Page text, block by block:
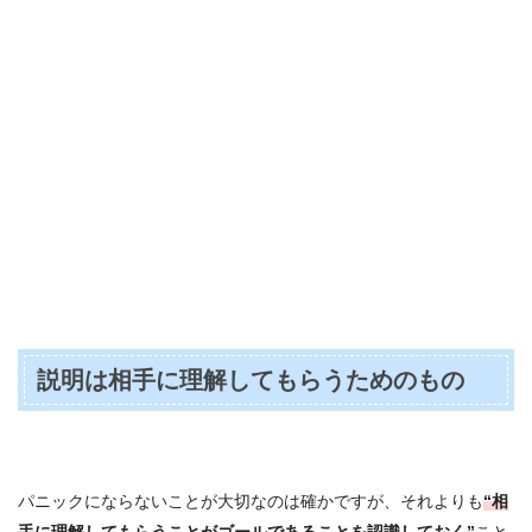
説明は相手に理解してもらうためのもの
パニックにならないことが大切なのは確かですが、それよりも“相